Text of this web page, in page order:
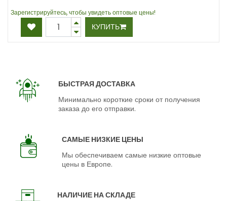
Зарегистрируйтесь, чтобы увидеть оптовые цены!
КУПИТЬ
БЫСТРАЯ ДОСТАВКА
Минимально короткие сроки от получения
заказа до его отправки.
САМЫЕ НИЗКИЕ ЦЕНЫ
Мы обеспечиваем самые низкие оптовые
цены в Европе.
НАЛИЧИЕ НА СКЛАДЕ